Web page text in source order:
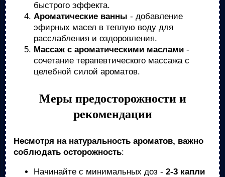
быстрого эффекта.
Ароматические ванны - добавление
эфирных масел в теплую воду для
расслабления и оздоровления.
Массаж с ароматическими маслами -
сочетание терапевтического массажа с
целебной силой ароматов.
Меры предосторожности и
рекомендации
Несмотря на натуральность ароматов, важно
соблюдать осторожность:
Начинайте с минимальных доз - 2-3 капли